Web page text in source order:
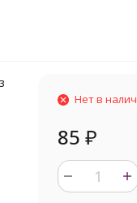
Нет в
85 ₽